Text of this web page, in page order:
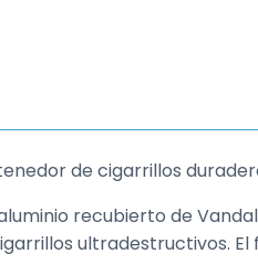
de cigarrillos
recubierto de
ultradestructivos.